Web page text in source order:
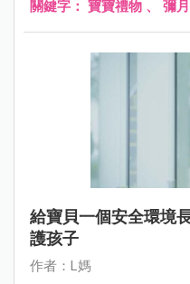
關鍵字： 寶寶禮物 、 彌
給寶貝一個安全環境
護孩子
作者：L媽